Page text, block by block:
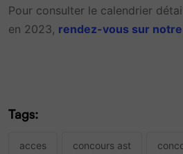
Pour consulter le calendrier
en 2023, rendez-vous sur
Tags:
acces concours ast